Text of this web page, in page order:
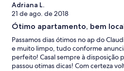
Adriana L.
21 de ago. de 2018
Ótimo apartamento, bem
Passamos dias ótimos no ap do
e muito limpo, tudo conforme
perfeito! Casal sempre à disposição
passou otimas dicas! Com certeza